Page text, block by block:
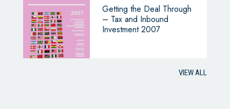
Getting the Deal Through
– Tax and Inbound
Investment 2007
VIEW ALL